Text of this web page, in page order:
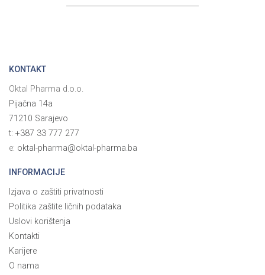
KONTAKT
Oktal Pharma d.o.o.
Pijačna 14a
71210 Sarajevo
t: +387 33 777 277
e: oktal-pharma@oktal-pharma.ba
INFORMACIJE
Izjava o zaštiti privatnosti
Politika zaštite ličnih podataka
Uslovi korištenja
Kontakti
Karijere
O nama